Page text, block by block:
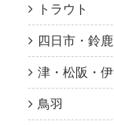
トラウト
四日市・鈴鹿
津・松阪・
鳥羽